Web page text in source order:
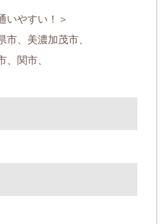
いやすい！＞
市、美濃加茂市、
、関市、